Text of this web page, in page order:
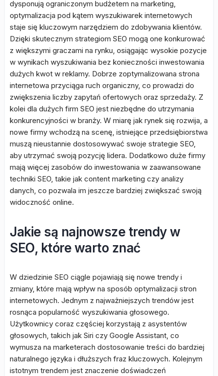
dysponują ograniczonym budżetem na marketing,
optymalizacja pod kątem wyszukiwarek internetowych
staje się kluczowym narzędziem do zdobywania klientów.
Dzięki skutecznym strategiom SEO mogą one konkurować
z większymi graczami na rynku, osiągając wysokie pozycje
w wynikach wyszukiwania bez konieczności inwestowania
dużych kwot w reklamy. Dobrze zoptymalizowana strona
internetowa przyciąga ruch organiczny, co prowadzi do
zwiększenia liczby zapytań ofertowych oraz sprzedaży. Z
kolei dla dużych firm SEO jest niezbędne do utrzymania
konkurencyjności w branży. W miarę jak rynek się rozwija, a
nowe firmy wchodzą na scenę, istniejące przedsiębiorstwa
muszą nieustannie dostosowywać swoje strategie SEO,
aby utrzymać swoją pozycję lidera. Dodatkowo duże firmy
mają więcej zasobów do inwestowania w zaawansowane
techniki SEO, takie jak content marketing czy analizy
danych, co pozwala im jeszcze bardziej zwiększać swoją
widoczność online.
Jakie są najnowsze trendy w
SEO, które warto znać
W dziedzinie SEO ciągle pojawiają się nowe trendy i
zmiany, które mają wpływ na sposób optymalizacji stron
internetowych. Jednym z najważniejszych trendów jest
rosnąca popularność wyszukiwania głosowego.
Użytkownicy coraz częściej korzystają z asystentów
głosowych, takich jak Siri czy Google Assistant, co
wymusza na marketerach dostosowanie treści do bardziej
naturalnego języka i dłuższych fraz kluczowych. Kolejnym
istotnym trendem jest znaczenie doświadczeń